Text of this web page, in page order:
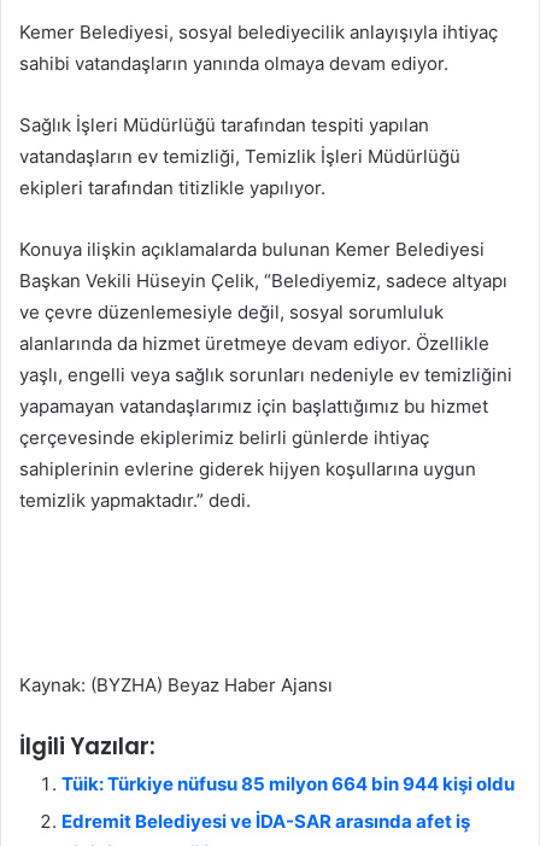
Kemer Belediyesi, sosyal belediyecilik anlayışıyla ihtiyaç
sahibi vatandaşların yanında olmaya devam ediyor.
Sağlık İşleri Müdürlüğü tarafından tespiti yapılan
vatandaşların ev temizliği, Temizlik İşleri Müdürlüğü
ekipleri tarafından titizlikle yapılıyor.
Konuya ilişkin açıklamalarda bulunan Kemer Belediyesi
Başkan Vekili Hüseyin Çelik, “Belediyemiz, sadece altyapı
ve çevre düzenlemesiyle değil, sosyal sorumluluk
alanlarında da hizmet üretmeye devam ediyor. Özellikle
yaşlı, engelli veya sağlık sorunları nedeniyle ev temizliğini
yapamayan vatandaşlarımız için başlattığımız bu hizmet
çerçevesinde ekiplerimiz belirli günlerde ihtiyaç
sahiplerinin evlerine giderek hijyen koşullarına uygun
temizlik yapmaktadır.” dedi.
Kaynak: (BYZHA) Beyaz Haber Ajansı
İlgili Yazılar:
Tüik: Türkiye nüfusu 85 milyon 664 bin 944 kişi oldu
Edremit Belediyesi ve İDA-SAR arasında afet iş